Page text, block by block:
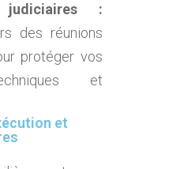
judiciaires :
des réunions
protéger vos
et
et